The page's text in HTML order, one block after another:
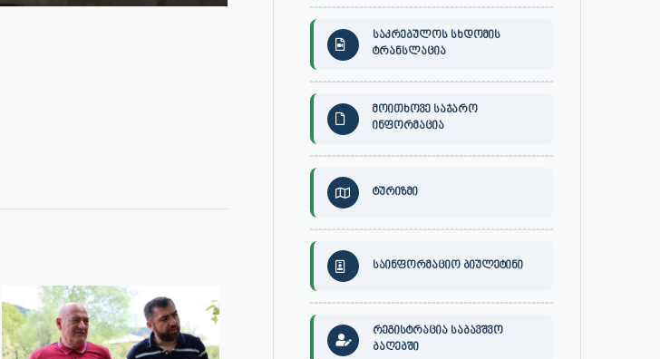
საკრებულოს სხდომის
ტრანსლაცია
მოითხოვე საჯარო
ინფორმაცია
ტურიზმი
საინფორმაციო ბიულეტინი
რეგისტრაცია საბავშვო
ბაღებში